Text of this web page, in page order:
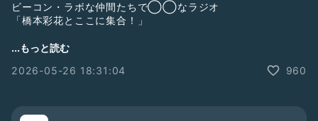
ビーコン・ラボな仲間たちで◯◯なラジオ
「橋本彩花とここに集合！」
火曜日は橋本彩花がお届けします。
ぜひごゆるりとお聞きください。
------------------------------------------------
...もっと読む
2026-05-26 18:31:04
960